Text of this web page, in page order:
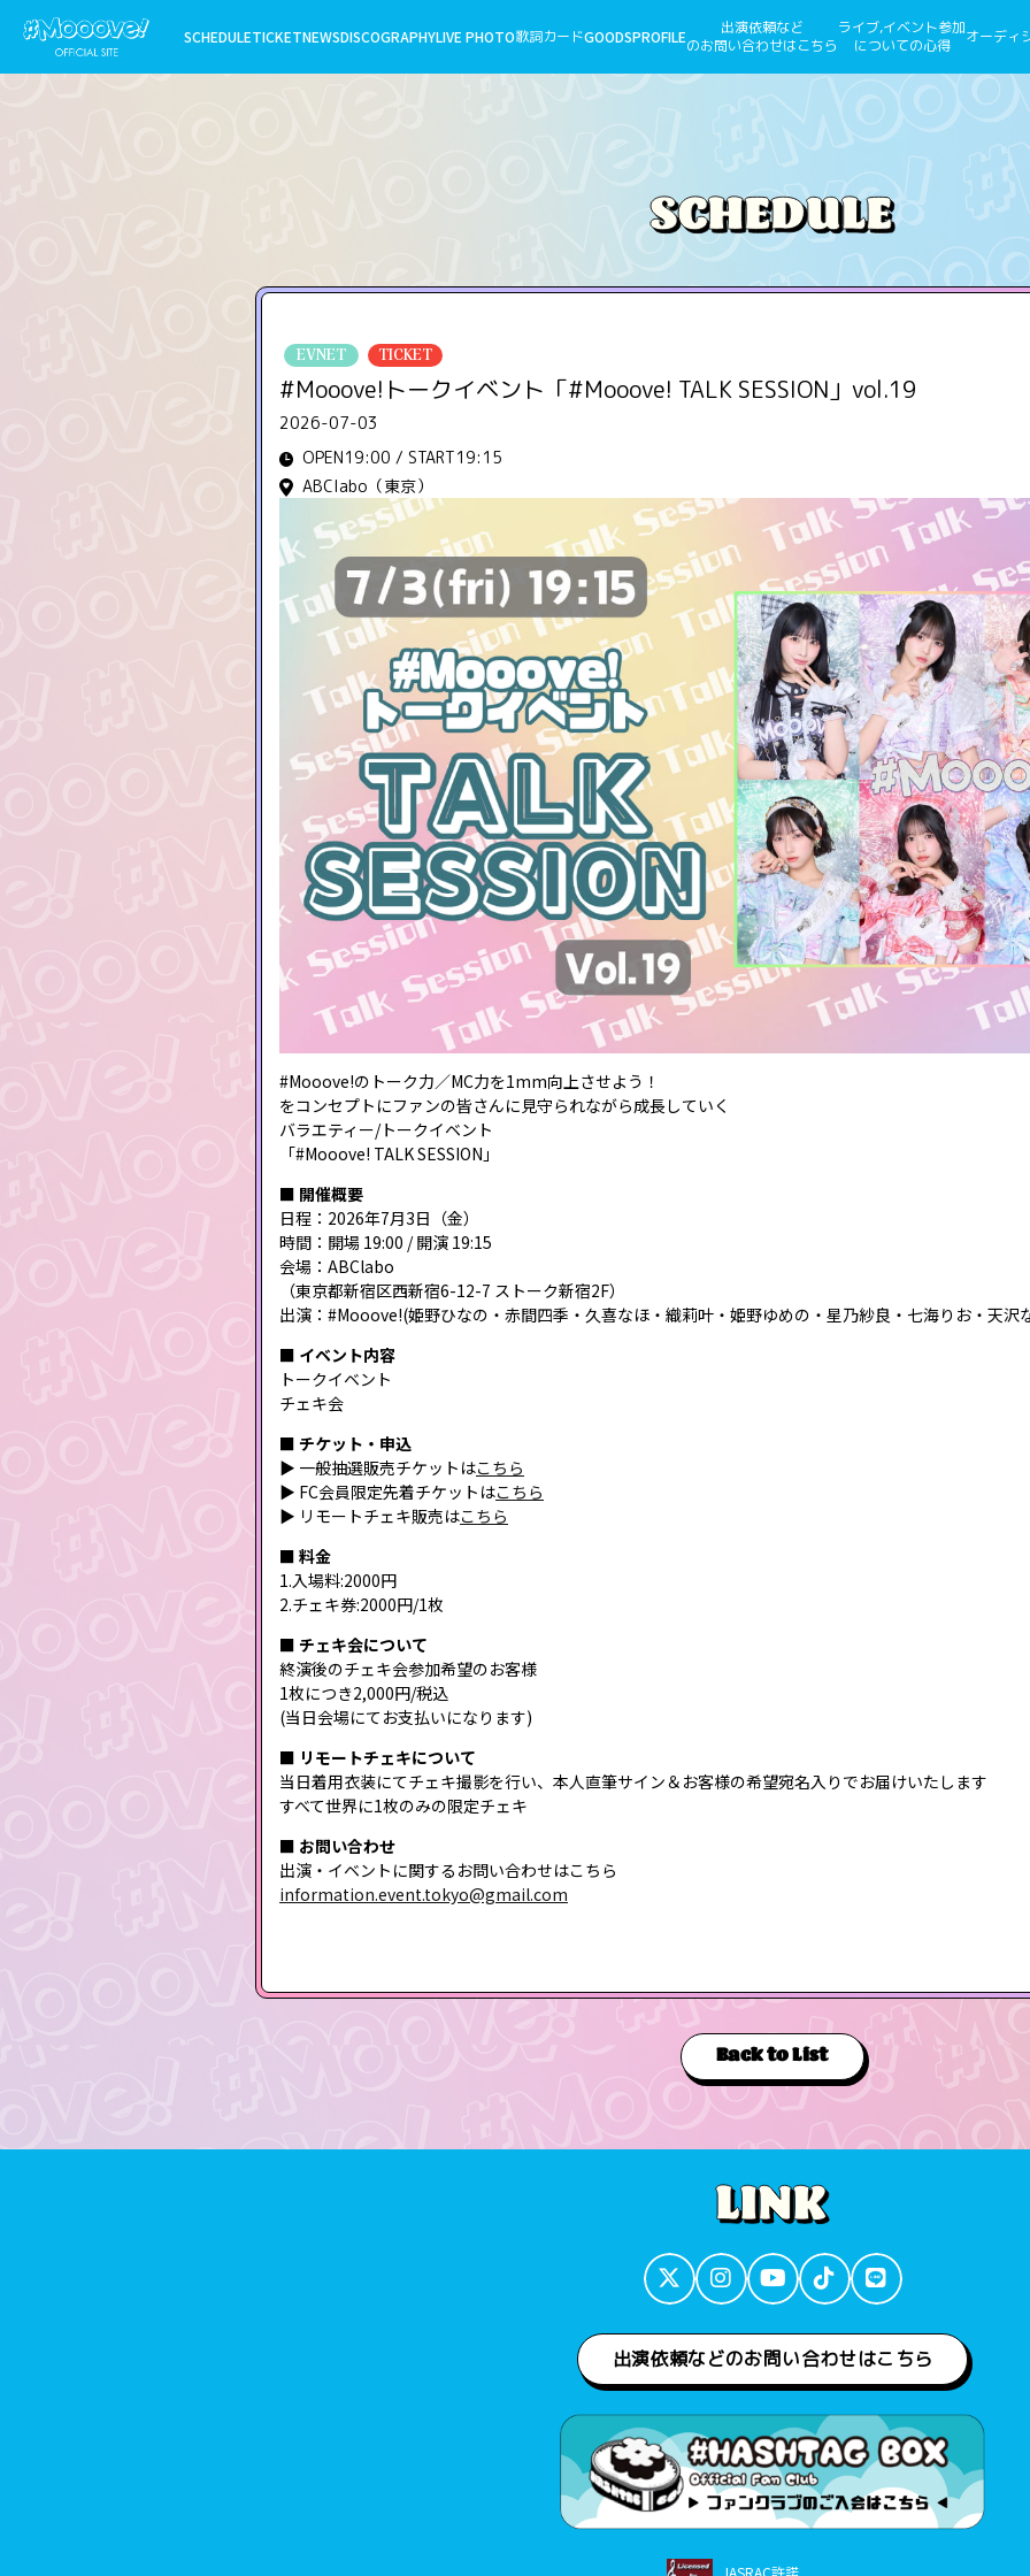
SCHEDULETICKETNEWSDISCOGRAPHYLIVE PHOTO歌詞カードGOODSPROFILE
出演依頼など
のお問い合わせはこちら
ライブ,イベント参加
についての心得
オーディ
EVNET TICKET
#Mooove!トークイベント「#Mooove! TALK SESSION」vol.19
2026-07-03
OPEN19:00 / START19:15
ABClabo（東京）
#Mooove!のトーク力／MC力を1mm向上させよう！
をコンセプトにファンの皆さんに見守られながら成長していく
バラエティー/トークイベント
「#Mooove! TALK SESSION」
■ 開催概要
日程：2026年7月3日（金）
時間：開場 19:00 / 開演 19:15
会場：ABClabo
（東京都新宿区西新宿6-12-7 ストーク新宿2F）
出演：#Mooove!(姫野ひなの・赤間四季・久喜なほ・織莉叶・姫野ゆめの・星乃紗良・七海りお・天沢
■ イベント内容
トークイベント
チェキ会
■ チケット・申込
▶ 一般抽選販売チケットはこちら
▶ FC会員限定先着チケットはこちら
▶ リモートチェキ販売はこちら
■ 料金
1.入場料:2000円
2.チェキ券:2000円/1枚
■ チェキ会について
終演後のチェキ会参加希望のお客様
1枚につき2,000円/税込
(当日会場にてお支払いになります)
■ リモートチェキについて
当日着用衣装にてチェキ撮影を行い、本人直筆サイン＆お客様の希望宛名入りでお届けいたします
すべて世界に1枚のみの限定チェキ
■ お問い合わせ
出演・イベントに関するお問い合わせはこちら
information.event.tokyo@gmail.com
Back to List
出演依頼などのお問い合わせはこちら
JASRAC許諾